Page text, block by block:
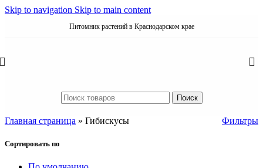
Skip to navigation Skip to main content
Питомник растений в Краснодарском крае
Поиск
Главная страница » Гибискусы Фильтры
Сортировать по